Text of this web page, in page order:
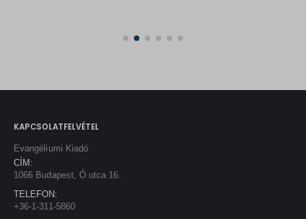
KAPCSOLATFELVÉTEL
Evangéliumi Kiadó
CÍM:
1066 Budapest, Ó utca 16.
TELEFON:
+36-1-311-5860